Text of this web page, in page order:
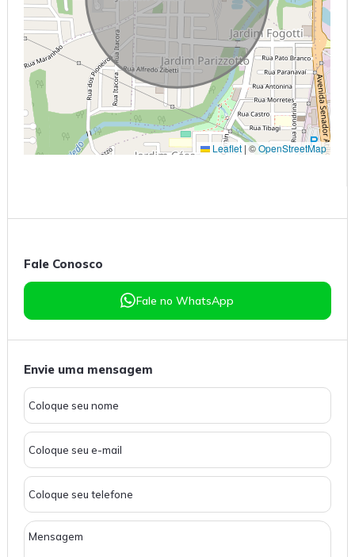
Leaflet | ©OpenStreetMap
Fale Conosco
Fale no WhatsApp
Envie uma mensagem